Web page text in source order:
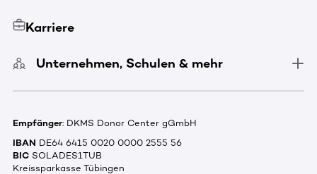
Karriere
Unternehmen, Schulen & mehr
Empfänger: DKMS Donor Center gGmbH
IBAN DE64 6415 0020 0000 2555 56
BIC SOLADES1TUB
Kreissparkasse Tübingen